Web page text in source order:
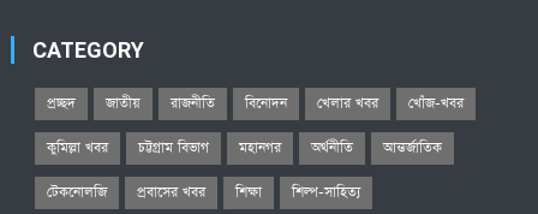
CATEGORY
প্রচ্ছদ জাতীয় রাজনীতি বিনোদন খেলার খবর খোঁজ-খবর
কুমিল্লা খবর চট্টগ্রাম বিভাগ মহানগর অর্থনীতি আন্তর্জাতিক
টেকনোলজি প্রবাসের খবর শিক্ষা শিল্প-সাহিত্য